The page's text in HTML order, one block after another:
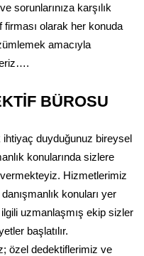
sorunlarınıza karşılık
olarak her konuda
amacıyla
BÜROSU
duyduğunuz bireysel
konularında sizlere
vermekteyiz. Hizmetlerimiz
konuları yer
uzmanlaşmış ekip sizler
başlatılır.
özel dedektiflerimiz ve